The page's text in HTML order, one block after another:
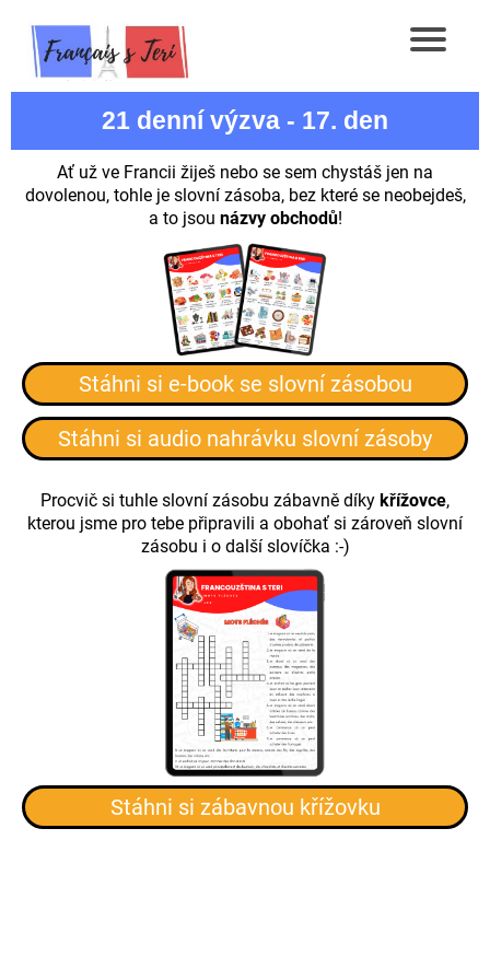
21 denní výzva - 17. den
Ať už ve Francii žiješ nebo se sem chystáš jen na
dovolenou, tohle je slovní zásoba, bez které se neobejdeš,
a to jsou názvy obchodů!
Stáhni si e-book se slovní zásobou
Stáhni si audio nahrávku slovní zásoby
Procvič si tuhle slovní zásobu zábavně díky křížovce,
kterou jsme pro tebe připravili a obohať si zároveň slovní
zásobu i o další slovíčka :-)
Stáhni si zábavnou křížovku